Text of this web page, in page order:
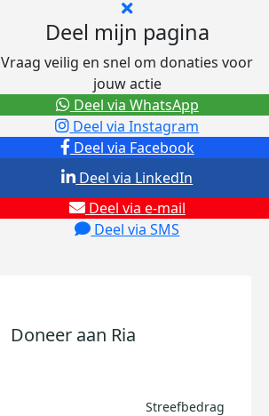
Deel mijn pagina
Vraag veilig en snel om donaties voor
jouw actie
Deel via Facebook
Deel via Instagram
Deel via e-mail
Deel via SMS
Deel via LinkedIn
Deel via WhatsApp
Doneer aan Ria
Streefbedrag